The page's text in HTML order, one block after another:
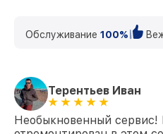
Обслуживание 100%
Терентьев Иван
Необыкновенный